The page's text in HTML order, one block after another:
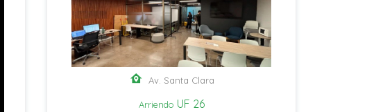
Av. Santa Clara
Arriendo UF 26